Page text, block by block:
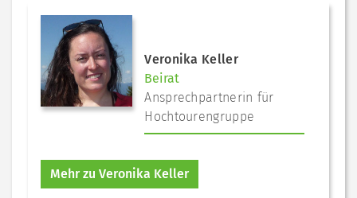
Veronika Keller
Beirat
Ansprechpartnerin für
Hochtourengruppe
Mehr zu Veronika Keller